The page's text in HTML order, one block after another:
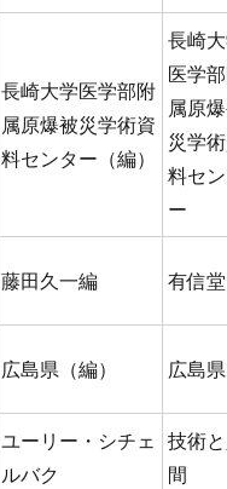
長崎大学医学部附
属原爆被災学術資
料センター（編）
長崎
医学
属原
災学
料セ
ー
藤田久一編 有信堂
広島県（編） 広島県
ユーリー・シチェ
ルバク
技術
間